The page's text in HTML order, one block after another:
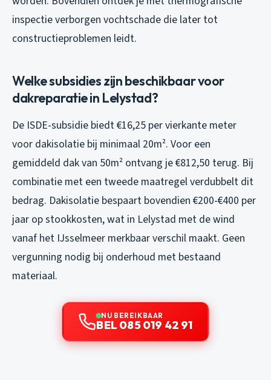
inspectie verborgen vochtschade die later tot
constructieproblemen leidt.
Welke subsidies zijn beschikbaar voor
dakreparatie in Lelystad?
De ISDE-subsidie biedt €16,25 per vierkante meter
voor dakisolatie bij minimaal 20m². Voor een
gemiddeld dak van 50m² ontvang je €812,50 terug. Bij
combinatie met een tweede maatregel verdubbelt dit
bedrag. Dakisolatie bespaart bovendien €200-€400 per
jaar op stookkosten, wat in Lelystad met de wind
vanaf het IJsselmeer merkbaar verschil maakt. Geen
vergunning nodig bij onderhoud met bestaand
materiaal.
NU BEREIKBAAR
BEL 085 019 42 91